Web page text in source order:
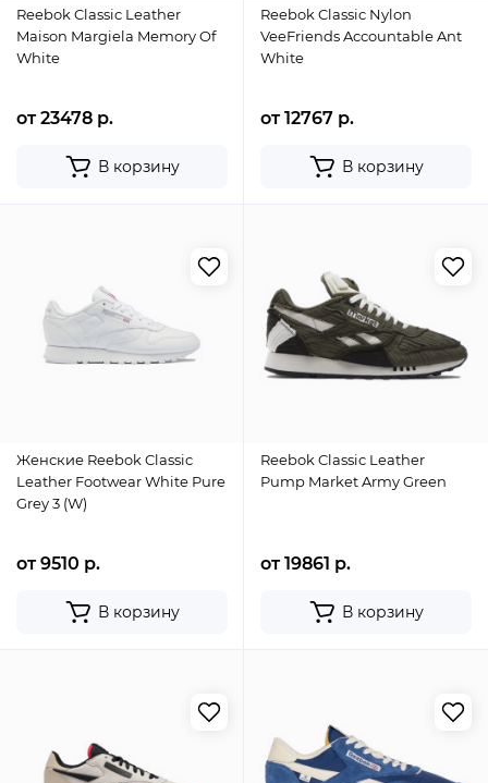
Reebok Classic Leather
Maison Margiela Memory Of
White
от 23478 р.
В корзину
Reebok Classic Nylon
VeeFriends Accountable Ant
White
от 12767 р.
В корзину
Женские Reebok Classic
Leather Footwear White Pure
Grey 3 (W)
от 9510 р.
В корзину
Reebok Classic Leather
Pump Market Army Green
от 19861 р.
В корзину